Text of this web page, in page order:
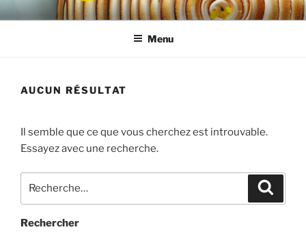
ORIANE HEILMANN
Menu
AUCUN RÉSULTAT
Il semble que ce que vous cherchez est introuvable.
Essayez avec une recherche.
Rechercher